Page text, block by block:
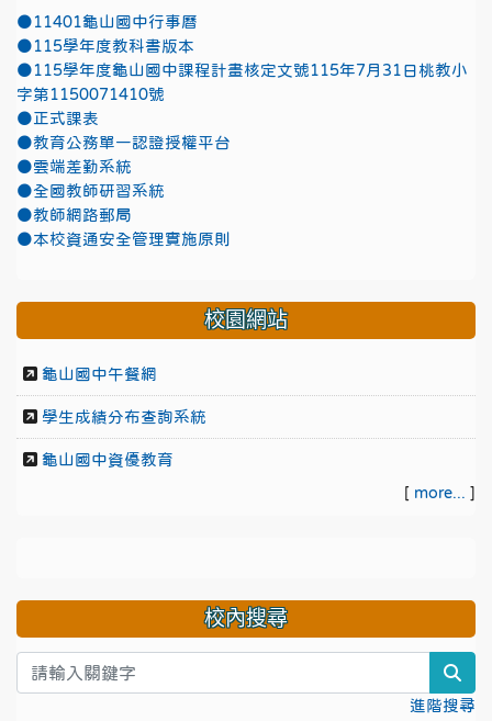
●11401龜山國中行事曆
●115學年度教科書版本
●115學年度龜山國中課程計畫核定文號115年7月31日桃教小
字第1150071410號
●正式課表
●教育公務單一認證授權平台
●雲端差勤系統
●全國教師研習系統
●教師網路郵局
●本校資通安全管理實施原則
校園網站
龜山國中午餐網
學生成績分布查詢系統
龜山國中資優教育
[ more... ]
校內搜尋
進階搜尋